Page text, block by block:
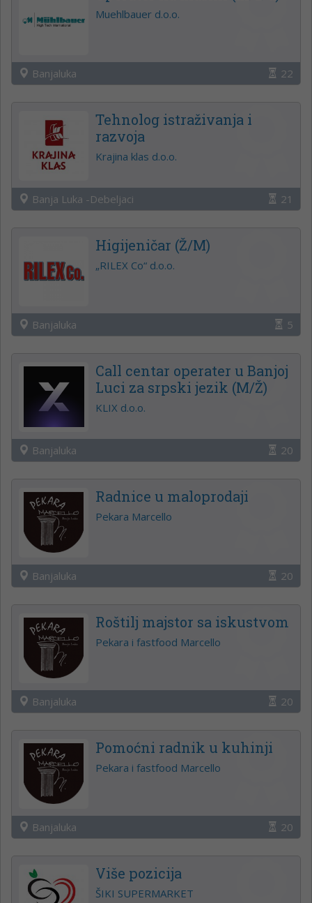
Muehlbauer d.o.o.
Banjaluka 22
Tehnolog istraživanja i
razvoja
Krajina klas d.o.o.
Banja Luka -Debeljaci 21
Higijeničar (Ž/M)
„RILEX Co“ d.o.o.
Banjaluka 5
Call centar operater u Banjoj
Luci za srpski jezik (M/Ž)
KLIX d.o.o.
Banjaluka 20
Radnice u maloprodaji
Pekara Marcello
Banjaluka 20
Roštilj majstor sa iskustvom
Pekara i fastfood Marcello
Banjaluka 20
Pomoćni radnik u kuhinji
Pekara i fastfood Marcello
Banjaluka 20
Više pozicija
ŠIKI SUPERMARKET